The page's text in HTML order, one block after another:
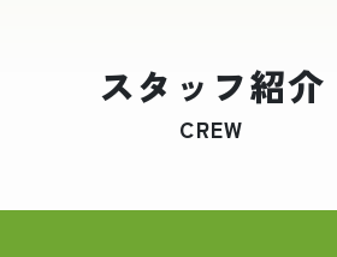
スタッフ紹介
CREW